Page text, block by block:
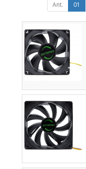
Ant. 01